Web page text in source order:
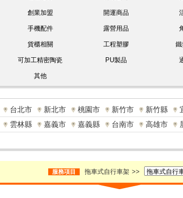
創業加盟 開運商品
手機配件 露營用品
貨櫃相關 工程塑膠
可加工精密陶瓷 PU製品
其他
台北市 新北市 桃園市 新竹市 新竹縣
雲林縣 嘉義市 嘉義縣 台南市 高雄市
服務項目 拖車式自行車架 >>